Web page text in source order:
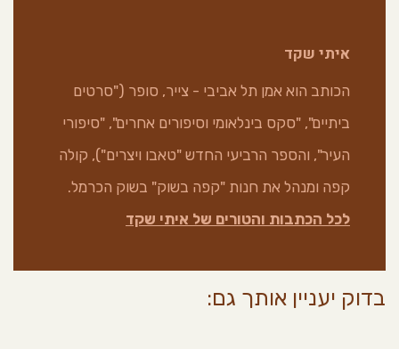
איתי שקד
הכותב הוא אמן תל אביבי - צייר, סופר ("סרטים
ביתיים", "סקס בינלאומי וסיפורים אחרים", "סיפורי
העיר", והספר הרביעי החדש "טאבו ויצרים"), קולה
קפה ומנהל את חנות "קפה בשוק" בשוק הכרמל.
לכל הכתבות והטורים של איתי שקד
בדוק יעניין אותך גם: